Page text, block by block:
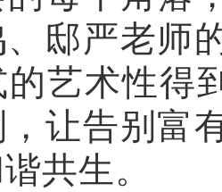
邸严老师
艺术性得
让告别富
共生。